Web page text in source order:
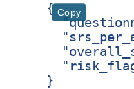
Copy
{
}